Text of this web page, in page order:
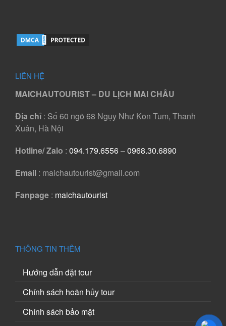
LIÊN HỆ
MAICHAUTOURIST – DU LỊCH MAI CHÂU
Địa chỉ : Số 60 ngõ 68 Ngụy Như Kon Tum, Thanh
Xuân, Hà Nội
Hotline/ Zalo : 094.179.6556–0968.30.6890
Email : maichautourist@gmail.com
Fanpage : maichautourist
THÔNG TIN THÊM
Hướng dẫn đặt tour
Chính sách hoãn hủy tour
Chính sách bảo mật